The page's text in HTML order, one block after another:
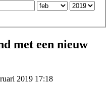
met een nieuw
2019 17:18